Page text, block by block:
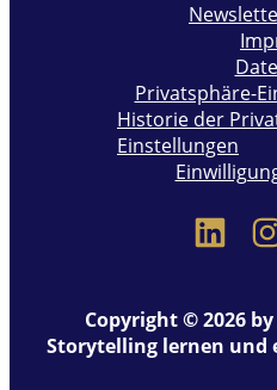
Privatsphäre-
Historie der
Einstellungen
Copyright © 2026
Storytelling lernen und